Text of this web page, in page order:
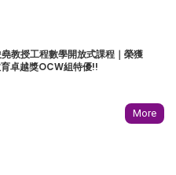
教授工程數學開放式課程｜榮獲
卓越獎OCW組特優!!
More